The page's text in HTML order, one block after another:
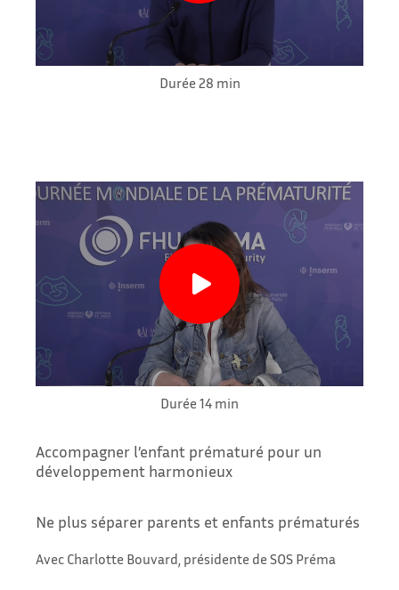
Durée 28 min
Durée 14 min
Accompagner l’enfant prématuré pour un
développement harmonieux
Ne plus séparer parents et enfants prématurés
Avec Charlotte Bouvard, présidente de SOS Préma